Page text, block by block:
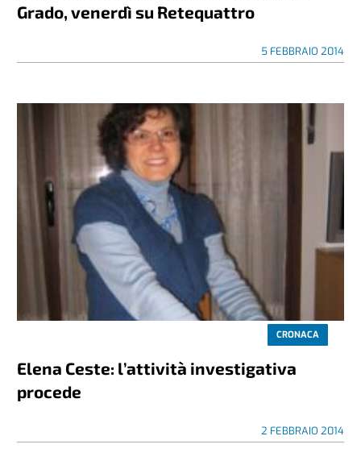
Grado, venerdì su Retequattro
5 FEBBRAIO 2014
CRONACA
Elena Ceste: l’attività investigativa
procede
2 FEBBRAIO 2014